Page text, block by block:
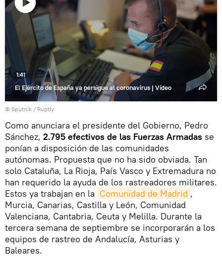
Reproducir
vídeo
El Ejército de España ya persigue al coronavirus | Vídeo
1:41
© Sputnik / Ruptly
Como anunciara el presidente del Gobierno, Pedro
Sánchez, 2.795 efectivos de las Fuerzas Armadas se
ponían a disposición de las comunidades
autónomas. Propuesta que no ha sido obviada. Tan
solo Cataluña, La Rioja, País Vasco y Extremadura no
han requerido la ayuda de los rastreadores militares.
Estos ya trabajan en la Comunidad de Madrid ,
Murcia, Canarias, Castilla y León, Comunidad
Valenciana, Cantabria, Ceuta y Melilla. Durante la
tercera semana de septiembre se incorporarán a los
equipos de rastreo de Andalucía, Asturias y
Baleares.